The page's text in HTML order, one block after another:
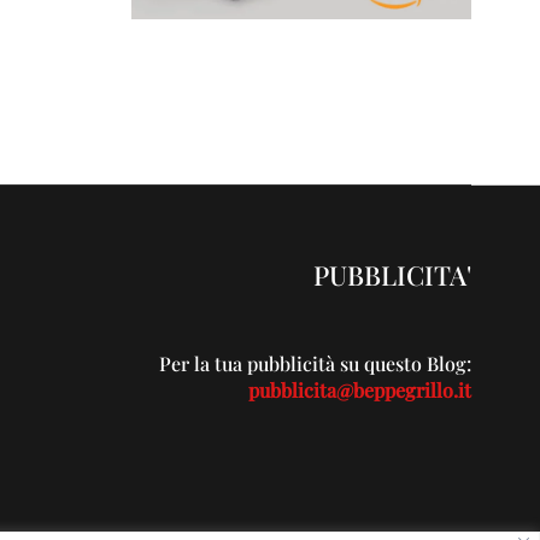
PUBBLICITA'
Per la tua pubblicità su questo Blog:
pubblicita@beppegrillo.it